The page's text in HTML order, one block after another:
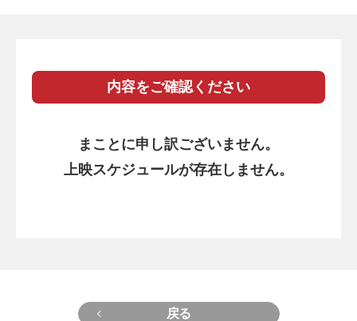
内容をご確認ください
まことに申し訳ございません。
上映スケジュールが存在しません。
戻る